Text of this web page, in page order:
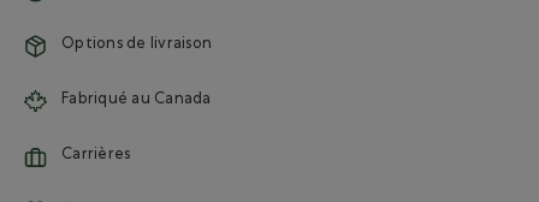
Options de livraison
Fabriqué au Canada
Carrières